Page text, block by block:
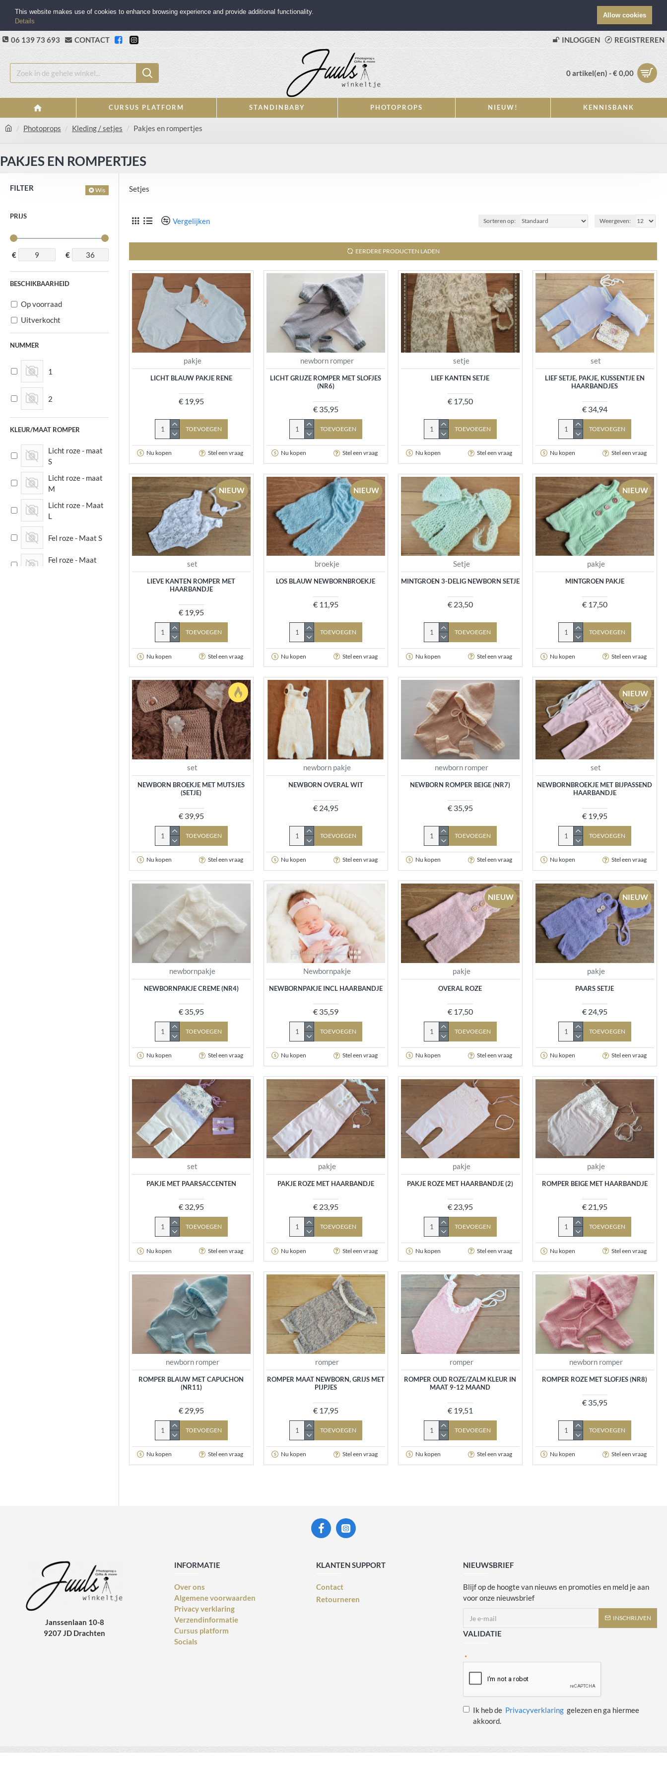
06 139 73 693 CONTACT INLOGGEN REGISTREREN
0 artikel(en) - € 0,00
CURSUS PLATFORM STANDINBABY PHOTOPROPS NIEUW! KENNISBANK
Photoprops Kleding / setjes Pakjes en rompertjes
PAKJES EN ROMPERTJES
FILTER Wis
PRIJS
€ €
NUMMER
1
2
KLEUR/MAAT ROMPER
Licht roze - maat
S
Licht roze - maat
M
Licht roze - Maat
L
Fel roze - Maat S
Fel roze - Maat
BESCHIKBAARHEID
Op voorraad
Uitverkocht
Setjes
Vergelijken Sorteren op: Weergeven:
EERDERE PRODUCTEN LADEN
pakje
LICHT BLAUW PAKJE RENE
€ 19,95
TOEVOEGEN
Nu kopen Stel een vraag
newborn romper
LICHT GRIJZE ROMPER MET SLOFJES
(NR6)
€ 35,95
TOEVOEGEN
Nu kopen Stel een vraag
setje
LIEF KANTEN SETJE
€ 17,50
TOEVOEGEN
Nu kopen Stel een vraag
set
LIEF SETJE, PAKJE, KUSSENTJE EN
HAARBANDJES
€ 34,94
TOEVOEGEN
Nu kopen Stel een vraag
NIEUW
set
LIEVE KANTEN ROMPER MET
HAARBANDJE
€ 19,95
TOEVOEGEN
Nu kopen Stel een vraag
NIEUW
broekje
LOS BLAUW NEWBORNBROEKJE
€ 11,95
TOEVOEGEN
Nu kopen Stel een vraag
Setje
MINTGROEN 3-DELIG NEWBORN SETJE
€ 23,50
TOEVOEGEN
Nu kopen Stel een vraag
NIEUW
pakje
MINTGROEN PAKJE
€ 17,50
TOEVOEGEN
Nu kopen Stel een vraag
set
NEWBORN BROEKJE MET MUTSJES
(SETJE)
€ 39,95
TOEVOEGEN
Nu kopen Stel een vraag
newborn pakje
NEWBORN OVERAL WIT
€ 24,95
TOEVOEGEN
Nu kopen Stel een vraag
newborn romper
NEWBORN ROMPER BEIGE (NR7)
€ 35,95
TOEVOEGEN
Nu kopen Stel een vraag
NIEUW
set
NEWBORNBROEKJE MET BIJPASSEND
HAARBANDJE
€ 19,95
TOEVOEGEN
Nu kopen Stel een vraag
newbornpakje
NEWBORNPAKJE CREME (NR4)
€ 35,95
TOEVOEGEN
Nu kopen Stel een vraag
Newbornpakje
NEWBORNPAKJE INCL HAARBANDJE
€ 35,59
TOEVOEGEN
Nu kopen Stel een vraag
NIEUW
pakje
OVERAL ROZE
€ 17,50
TOEVOEGEN
Nu kopen Stel een vraag
NIEUW
pakje
PAARS SETJE
€ 24,95
TOEVOEGEN
Nu kopen Stel een vraag
set
PAKJE MET PAARSACCENTEN
€ 32,95
TOEVOEGEN
Nu kopen Stel een vraag
pakje
PAKJE ROZE MET HAARBANDJE
€ 23,95
TOEVOEGEN
Nu kopen Stel een vraag
pakje
PAKJE ROZE MET HAARBANDJE (2)
€ 23,95
TOEVOEGEN
Nu kopen Stel een vraag
pakje
ROMPER BEIGE MET HAARBANDJE
€ 21,95
TOEVOEGEN
Nu kopen Stel een vraag
newborn romper
ROMPER BLAUW MET CAPUCHON
(NR11)
€ 29,95
TOEVOEGEN
Nu kopen Stel een vraag
romper
ROMPER MAAT NEWBORN, GRIJS MET
PIJPJES
€ 17,95
TOEVOEGEN
Nu kopen Stel een vraag
romper
ROMPER OUD ROZE/ZALM KLEUR IN
MAAT 9-12 MAAND
€ 19,51
TOEVOEGEN
Nu kopen Stel een vraag
newborn romper
ROMPER ROZE MET SLOFJES (NR8)
€ 35,95
TOEVOEGEN
Nu kopen Stel een vraag
Janssenlaan 10-8
9207 JD Drachten
INFORMATIE
Over ons
Algemene voorwaarden
Privacy verklaring
Verzendinformatie
Cursus platform
Socials
KLANTEN SUPPORT
Contact
Retourneren
NIEUWSBRIEF
Blijf op de hoogte van nieuws en promoties en meld je aan
voor onze nieuwsbrief
INSCHRIJVEN
VALIDATIE
Ik heb de Privacyverklaring gelezen en ga hiermee
akkoord.
This website makes use of cookies to enhance browsing experience and provide additional functionality.
Details
Allow cookies